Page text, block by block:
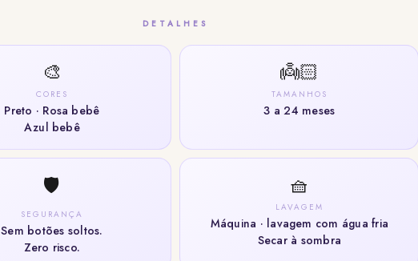
DETALHES
🎨
CORES
Preto · Rosa bebê
Azul bebê
👼🏻
TAMANHOS
3 a 24 meses
🛡️
SEGURANÇA
Sem botões soltos.
Zero risco.
🧺
LAVAGEM
Máquina · lavagem com água fria
Secar à sombra